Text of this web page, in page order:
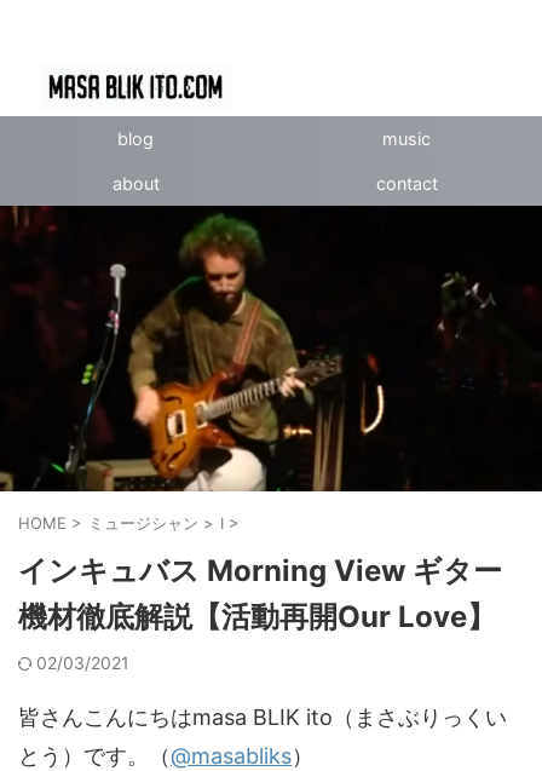
blog music
about contact
HOME > ミュージシャン > I >
インキュバス Morning View ギター
機材徹底解説【活動再開Our Love】
02/03/2021
皆さんこんにちはmasa BLIK ito（まさぶりっくい
とう）です。（@masabliks）